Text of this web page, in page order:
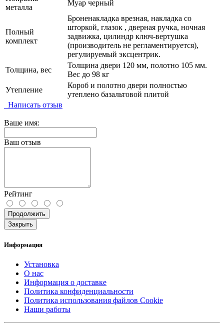
металла
Муар черный
Полный
комплект
Броненакладка врезная, накладка со
шторкой, глазок , дверная ручка, ночная
задвижка, цилиндр ключ-вертушка
(производитель не регламентируется),
регулируемый эксцентрик.
Толщина, вес
Толщина двери 120 мм, полотно 105 мм.
Вес до 98 кг
Утепление
Короб и полотно двери полностью
утеплено базальтовой плитой
Написать отзыв
Ваше имя:
Ваш отзыв
Рейтинг
Продолжить
Закрыть
Информация
Установка
О нас
Информация о доставке
Политика конфиденциальности
Политика использования файлов Cookie
Наши работы